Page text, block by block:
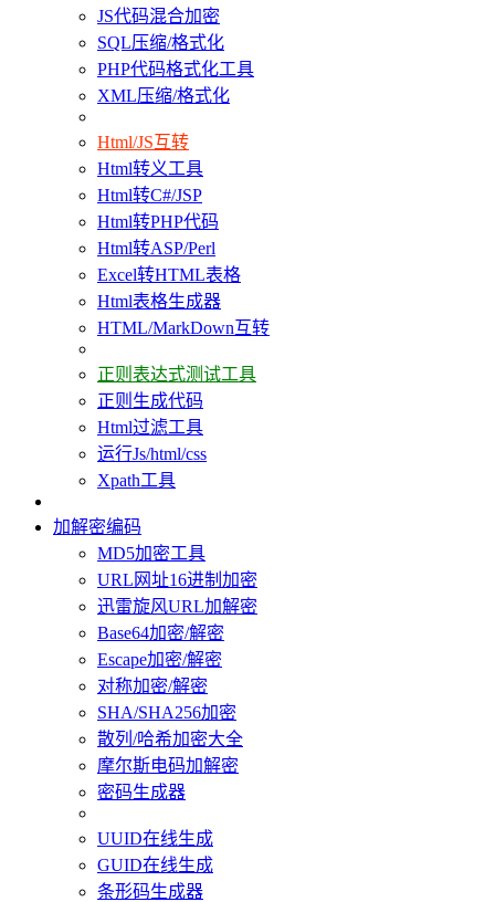
JS代码混合加密
SQL压缩/格式化
PHP代码格式化工具
XML压缩/格式化
Html/JS互转
Html转义工具
Html转C#/JSP
Html转PHP代码
Html转ASP/Perl
Excel转HTML表格
Html表格生成器
HTML/MarkDown互转
正则表达式测试工具
正则生成代码
Html过滤工具
运行Js/html/css
Xpath工具
加解密编码
MD5加密工具
URL网址16进制加密
迅雷旋风URL加解密
Base64加密/解密
Escape加密/解密
对称加密/解密
SHA/SHA256加密
散列/哈希加密大全
摩尔斯电码加解密
密码生成器
UUID在线生成
GUID在线生成
条形码生成器